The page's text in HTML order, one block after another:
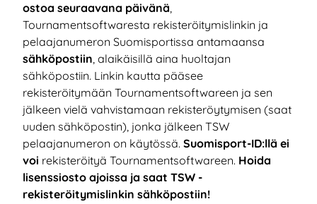
ostoa seuraavana päivänä,
Tournamentsoftwaresta rekisteröitymislinkin ja
pelaajanumeron Suomisportissa antamaansa
sähköpostiin, alaikäisillä aina huoltajan
sähköpostiin. Linkin kautta pääsee
rekisteröitymään Tournamentsoftwareen ja sen
jälkeen vielä vahvistamaan rekisteröytymisen (saat
uuden sähköpostin), jonka jälkeen TSW
pelaajanumeron on käytössä. Suomisport-ID:llä ei
voi rekisteröityä Tournamentsoftwareen. Hoida
lisenssiosto ajoissa ja saat TSW -
rekisteröitymislinkin sähköpostiin!